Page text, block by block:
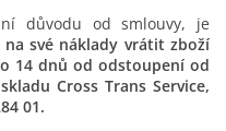
důvodu od smlouvy, je
na své náklady vrátit zboží
14 dnů od odstoupení od
Cross Trans Service,
01.